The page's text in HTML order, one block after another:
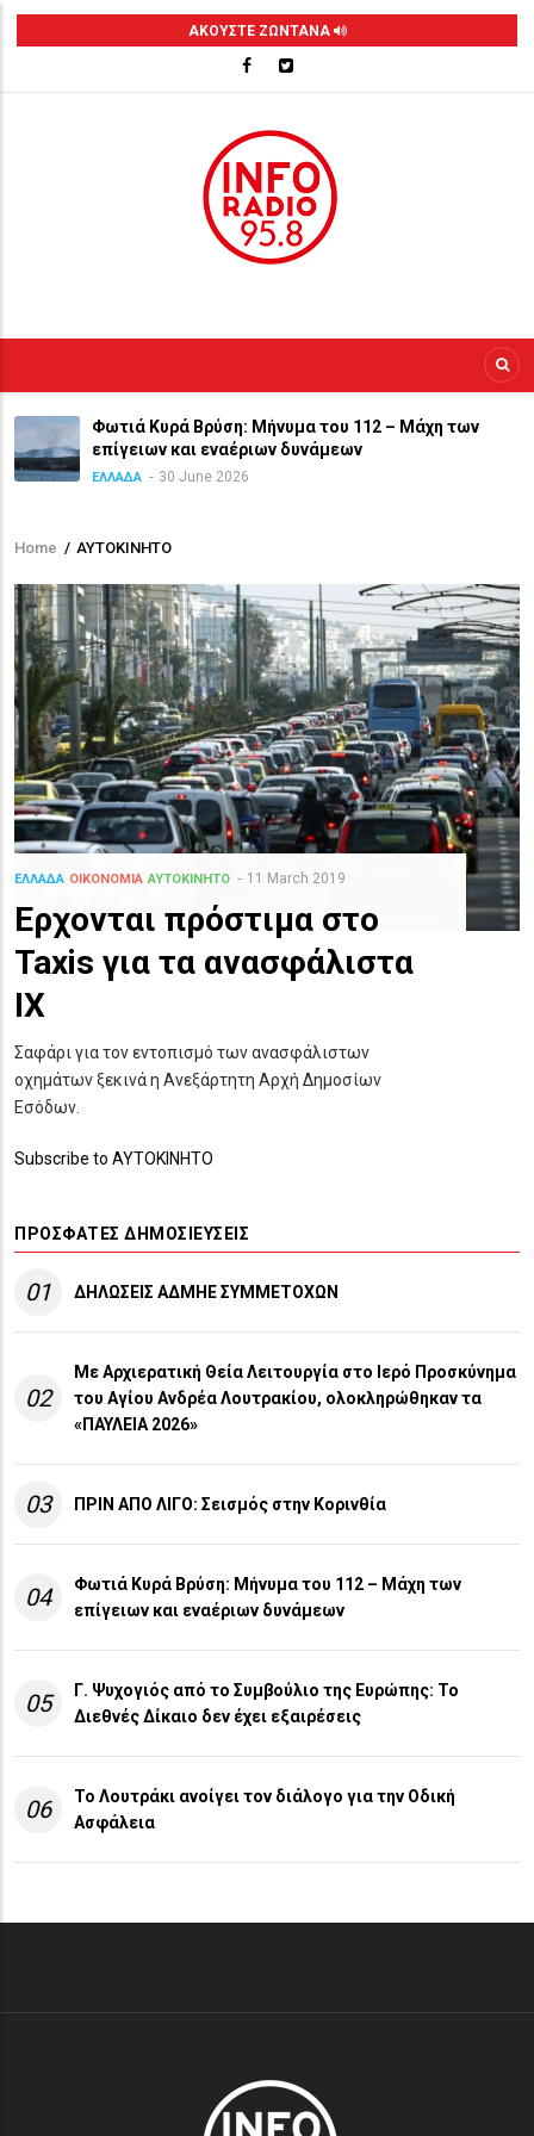
Skip
content
ΑΚΟΥΣΤΕ ΖΩΝΤΑΝΑ
Φωτιά Κυρά Βρύση: Μήνυμα του 112 – Μάχη των
επίγειων και εναέριων δυνάμεων
ΕΛΛΑΔΑ 30 June 2026
Breadcrumb
Home / ΑΥΤΟΚΙΝΗΤΟ
ΕΛΛΑΔΑ ΟΙΚΟΝΟΜΙΑ ΑΥΤΟΚΙΝΗΤΟ 11 March 2019
Ερχονται πρόστιμα στο
Taxis για τα ανασφάλιστα
ΙΧ
Σαφάρι για τον εντοπισμό των ανασφάλιστων
οχημάτων ξεκινά η Ανεξάρτητη Αρχή Δημοσίων
Εσόδων.
Subscribe to ΑΥΤΟΚΙΝΗΤΟ
ΠΡΌΣΦΑΤΕΣ ΔΗΜΟΣΙΕΎΣΕΙΣ
01 ΔΗΛΩΣΕΙΣ ΑΔΜΗΕ ΣΥΜΜΕΤΟΧΩΝ
02
Με Αρχιερατική Θεία Λειτουργία στο Ιερό Προσκύνημα
του Αγίου Ανδρέα Λουτρακίου, ολοκληρώθηκαν τα
«ΠΑΥΛΕΙΑ 2026»
03 ΠΡΙΝ ΑΠΟ ΛΙΓO: Σεισμός στην Κορινθία
04
Φωτιά Κυρά Βρύση: Μήνυμα του 112 – Μάχη των
επίγειων και εναέριων δυνάμεων
05
Γ. Ψυχογιός από το Συμβούλιο της Ευρώπης: Το
Διεθνές Δίκαιο δεν έχει εξαιρέσεις
06
Το Λουτράκι ανοίγει τον διάλογο για την Οδική
Ασφάλεια